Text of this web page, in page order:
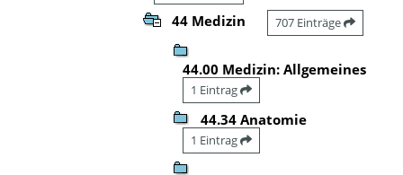
44 Medizin 707 Einträge
44.00 Medizin: Allgemeines
1 Eintrag
44.34 Anatomie
1 Eintrag